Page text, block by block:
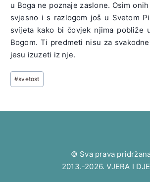
u Boga ne poznaje zaslone. Osim
svjesno i s razlogom još u Svetom
svijeta kako bi čovjek njima pobliže
Bogom. Ti predmeti nisu za
jesu izuzeti iz nje.
Post
Tags:
#svetost
© Sva prava
2013.-2026. VJERA I